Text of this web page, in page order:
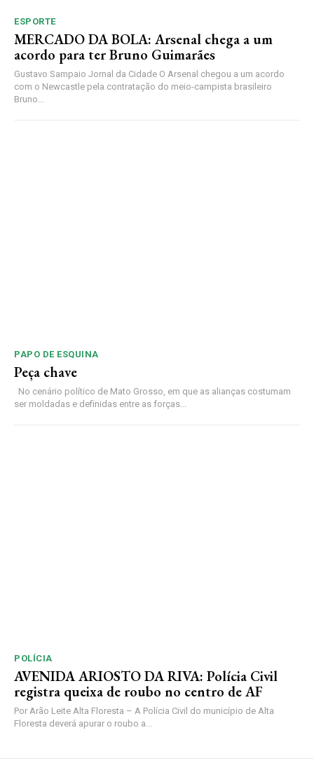
ESPORTE
MERCADO DA BOLA: Arsenal chega a um
acordo para ter Bruno Guimarães
Gustavo Sampaio Jornal da Cidade O Arsenal chegou a um acordo
com o Newcastle pela contratação do meio-campista brasileiro
Bruno...
PAPO DE ESQUINA
Peça chave
No cenário político de Mato Grosso, em que as alianças costumam
ser moldadas e definidas entre as forças...
POLÍCIA
AVENIDA ARIOSTO DA RIVA: Polícia Civil
registra queixa de roubo no centro de AF
Por Arão Leite Alta Floresta – A Polícia Civil do município de Alta
Floresta deverá apurar o roubo a...